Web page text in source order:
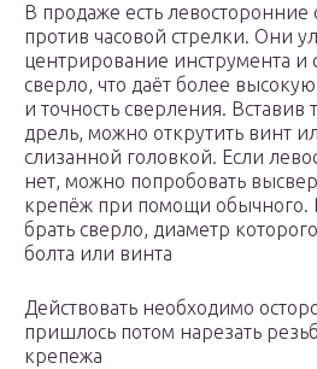
В продаже есть
против часовой стрелки. Они
центрирование инструмента и
сверло, что даёт более
и точность сверления. Вставив
дрель, можно открутить винт
слизанной головкой. Если
нет, можно попробовать
крепёж при помощи обычного.
брать сверло, диаметр
болта или винта
Действовать необходимо
пришлось потом нарезать
крепежа